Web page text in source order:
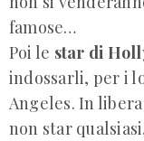
famose…
Poi le star di
indossarli, per i
Angeles. In
non star